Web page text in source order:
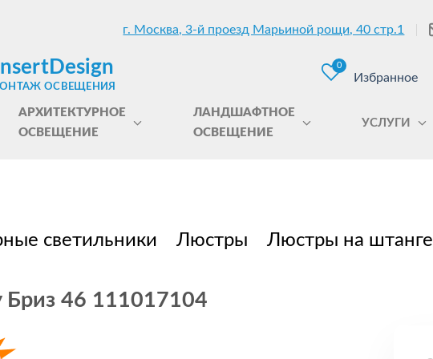
г. Москва, 3-й проезд Марьиной рощи, 40 стр.1
ОСВЕЩЕНИЯ
0
Избранное
АРХИТЕКТУРНОЕ
ОСВЕЩЕНИЕ
ЛАНДШАФТНОЕ
ОСВЕЩЕНИЕ
УСЛУГИ
светильники Люстры Люстры на штанге
Бриз 46 111017104